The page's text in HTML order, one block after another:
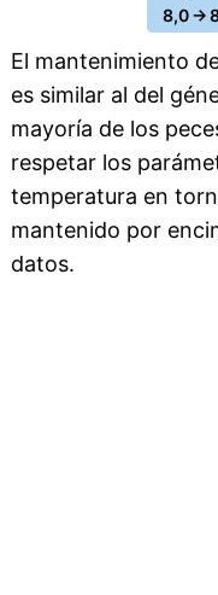
8,0 →
El mantenimiento
es similar al del
mayoría de los
respetar los
temperatura en
mantenido por
datos.